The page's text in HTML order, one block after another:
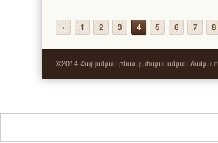
‹ 1 2 3 4 5 6 7 8
©2014 Հայկական բնապահպանական ճակատ